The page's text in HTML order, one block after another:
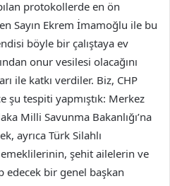
protokollerde en ön
Sayın Ekrem İmamoğlu ile bu
böyle bir çalıştaya ev
onur vesilesi olacağını
ile katkı verdiler. Biz, CHP
şu tespiti yapmıştık: Merkez
Milli Savunma Bakanlığı’na
ayrıca Türk Silahlı
şehit ailelerin ve
edecek bir genel başkan